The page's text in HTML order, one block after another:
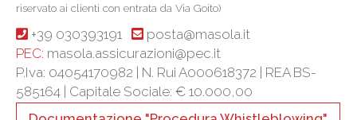
riservato ai clienti con entrata da Via Goito)
+39 030393191
posta@masola.it
PEC: masola.assicurazioni@pec.it
P.Iva: 04054170982 | N. Rui A000618372 | REA BS-
585164 | Capitale Sociale: € 10.000,00